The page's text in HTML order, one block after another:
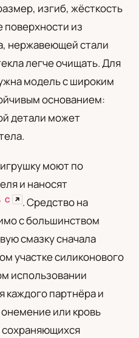
изгиб, жёсткость
из
нержавеющей стали
легче очищать. Для
модель с широким
основанием:
детали может
моют по
и наносят
С ↗ . Средство на
с большинством
смазку сначала
участке силиконового
использовании
каждого партнёра и
или кровь
сохраняющихся